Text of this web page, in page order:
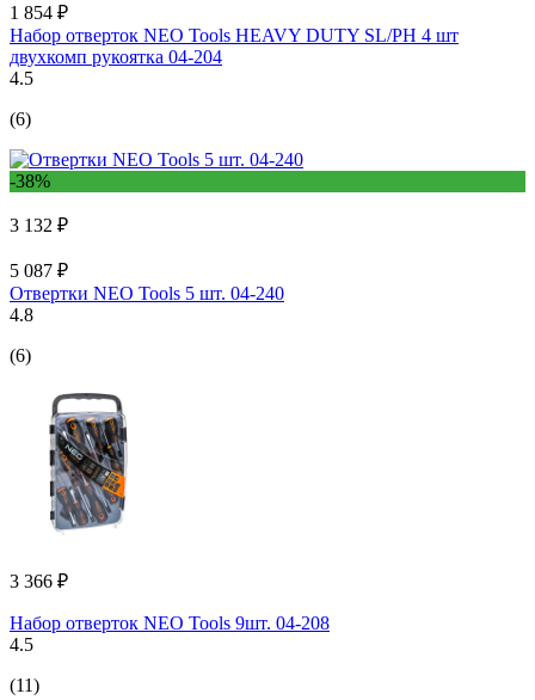
1 854 ₽
Набор отверток NEO Tools HEAVY DUTY SL/PH 4 шт
двухкомп рукоятка 04-204
4.5
(6)
-38%
3 132 ₽
5 087 ₽
Отвертки NEO Tools 5 шт. 04-240
4.8
(6)
3 366 ₽
Набор отверток NEO Tools 9шт. 04-208
4.5
(11)